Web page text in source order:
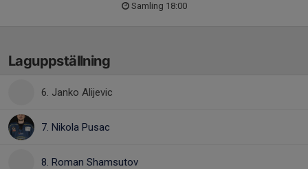
Samling 18:00
Laguppställning
6. Janko Alijevic
7. Nikola Pusac
8. Roman Shamsutov